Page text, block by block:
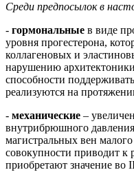
Среди предпосылок в
- гормональные в виде
уровня прогестерона,
коллагеновых и
нарушению
способности
реализуются на
- механические –
внутрибрюшного
магистральных вен
совокупности приводит к
приобретают значение во